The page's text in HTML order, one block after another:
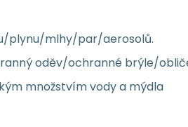
plynu/mlhy/par/aerosolů.
oděv/ochranné brýle/
množstvím vody a mýdla